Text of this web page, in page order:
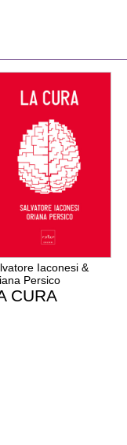
Iaconesi &
Persico
CURA